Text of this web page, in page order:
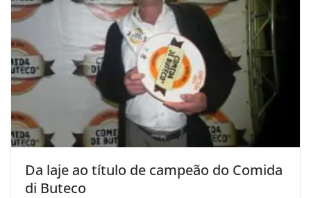
Da laje ao título de campeão do Comida
di Buteco